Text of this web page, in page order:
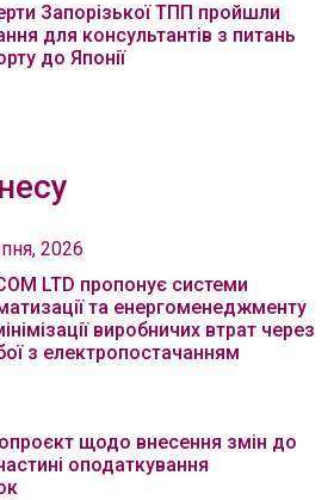
Запорізької ТПП пройшли
для консультантів з питань
до Японії
2026
LTD пропонує системи
та енергоменеджменту
виробничих втрат через
з електропостачанням
щодо внесення змін до
оподаткування